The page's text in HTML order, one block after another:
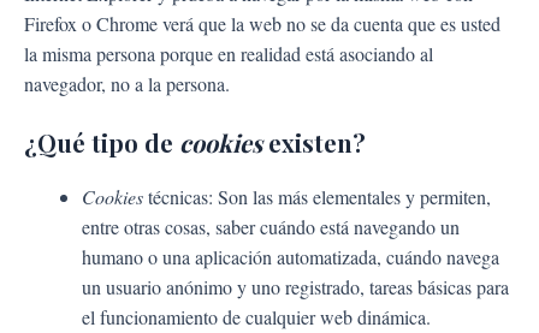
Firefox o Chrome verá que la web no se da cuenta que es usted
la misma persona porque en realidad está asociando al
navegador, no a la persona.
¿Qué tipo de cookiesexisten?
Cookiestécnicas: Son las más elementales y permiten,
entre otras cosas, saber cuándo está navegando un
humano o una aplicación automatizada, cuándo navega
un usuario anónimo y uno registrado, tareas básicas para
el funcionamiento de cualquier web dinámica.